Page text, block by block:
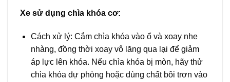
Xe sử dụng chìa khóa cơ:
Cách xử lý: Cắm chìa khóa vào ổ và xoay nhẹ
nhàng, đồng thời xoay vô lăng qua lại để giảm
áp lực lên khóa. Nếu chìa khóa bị mòn, hãy thử
chìa khóa dự phòng hoặc dùng chất bôi trơn vào